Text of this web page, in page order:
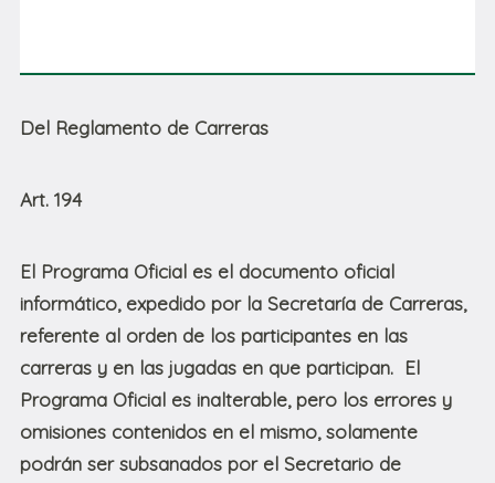
Del Reglamento de Carreras
Art. 194
El Programa Oficial es el documento oficial
informático, expedido por la Secretaría de Carreras,
referente al orden de los participantes en las
carreras y en las jugadas en que participan. El
Programa Oficial es inalterable, pero los errores y
omisiones contenidos en el mismo, solamente
podrán ser subsanados por el Secretario de